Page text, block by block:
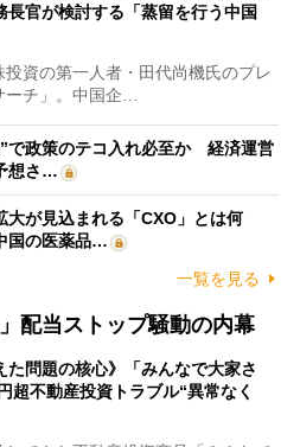
官が検討する「蒸留を行う中国
資の第一人者・田代尚機氏のプレ
ーチ」。中国企…
で政策のテコ入れ必至か 経済運営
想さ…
大が見込まれる「CXO」とは何
国の医薬品…
一覧を見る
配当ストップ騒動の内幕
た問題の核心》「みんなで大家さ
超不動産投資トラブル“異常なく